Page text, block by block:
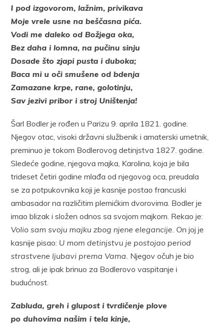
I pod izgovorom, lažnim, privikava
Moje vrele usne na beščasna pića.
Vodi me daleko od Božjega oka,
Bez daha i lomna, na pučinu sinju
Dosade što zjapi pusta i duboka;
Baca mi u oči smušene od bdenja
Zamazane krpe, rane, golotinju,
Sav jezivi pribor i stroj Uništenja!
Šarl Bodler je rođen u Parizu 9. aprila 1821. godine.
Njegov otac, visoki državni službenik i amaterski umetnik,
preminuo je tokom Bodlerovog detinjstva 1827. godine.
Sledeće godine, njegova majka, Karolina, koja je bila
trideset četiri godine mlađa od njegovog oca, preudala
se za potpukovnika koji je kasnije postao francuski
ambasador na različitim plemićkim dvorovima. Bodler je
imao blizak i složen odnos sa svojom majkom. Rekao je:
Volio sam svoju majku zbog njene elegancije.On joj je
kasnije pisao: U mom detinjstvu je postojao period
strastvene ljubavi prema Vama. Njegov očuh je bio
strog, ali je ipak brinuo za Bodlerovo vaspitanje i
budućnost.
Zabluda, greh i glupost i tvrdičenje plove
po duhovima našim i tela kinje,